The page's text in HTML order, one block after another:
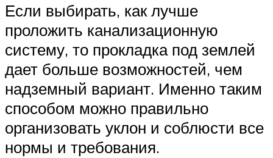
Если выбирать, как лучше
проложить канализационную
систему, то прокладка под землей
дает больше возможностей, чем
надземный вариант. Именно таким
способом можно правильно
организовать уклон и соблюсти все
нормы и требования.